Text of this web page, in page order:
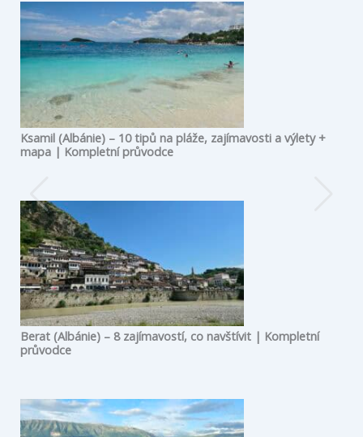
Ksamil (Albánie) – 10 tipů na pláže, zajímavosti a výlety +
mapa | Kompletní průvodce
Berat (Albánie) – 8 zajímavostí, co navštívit | Kompletní
průvodce